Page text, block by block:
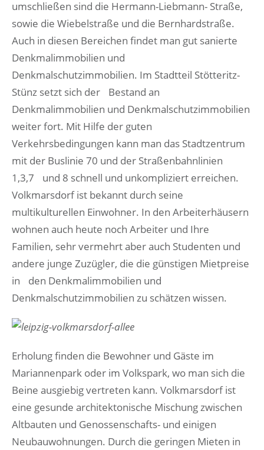
umschließen sind die Hermann-Liebmann- Straße,
sowie die Wiebelstraße und die Bernhardstraße.
Auch in diesen Bereichen findet man gut sanierte
Denkmalimmobilien und
Denkmalschutzimmobilien. Im Stadtteil Stötteritz-
Stünz setzt sich der Bestand an
Denkmalimmobilien und Denkmalschutzimmobilien
weiter fort. Mit Hilfe der guten
Verkehrsbedingungen kann man das Stadtzentrum
mit der Buslinie 70 und der Straßenbahnlinien
1,3,7 und 8 schnell und unkompliziert erreichen.
Volkmarsdorf ist bekannt durch seine
multikulturellen Einwohner. In den Arbeiterhäusern
wohnen auch heute noch Arbeiter und Ihre
Familien, sehr vermehrt aber auch Studenten und
andere junge Zuzügler, die die günstigen Mietpreise
in den Denkmalimmobilien und
Denkmalschutzimmobilien zu schätzen wissen.
Erholung finden die Bewohner und Gäste im
Mariannenpark oder im Volkspark, wo man sich die
Beine ausgiebig vertreten kann. Volkmarsdorf ist
eine gesunde architektonische Mischung zwischen
Altbauten und Genossenschafts- und einigen
Neubauwohnungen. Durch die geringen Mieten in